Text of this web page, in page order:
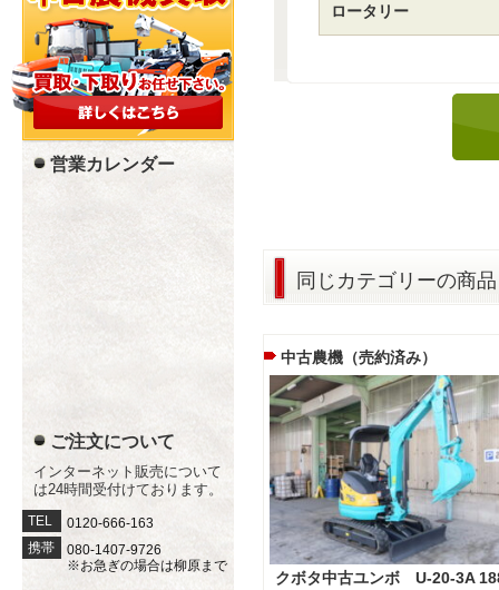
ロータリー
同じカテゴリーの商品
中古農機（売約済み）
クボタ中古ユンボ U-20-3A
営業カレンダー
ご注文について
インターネット販売について
は24時間受付けております。
TEL
0120-666-163
携帯
080-1407-9726
※お急ぎの場合は柳原まで